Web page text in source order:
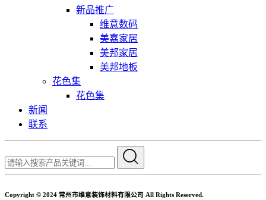
新品推广
维意数码
美嘉家居
美邦家居
美邦地板
花色集
花色集
新闻
联系
Copyright © 2024 常州市维意装饰材料有限公司 All Rights Reserved.